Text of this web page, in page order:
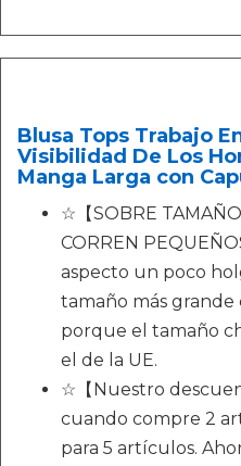
Blusa Tops Trabajo
Visibilidad De Los
Manga Larga con
☆【SOBRE
CORREN
aspecto un poco
tamaño más
porque el tamaño
el de la UE.
☆【Nuestro
cuando compre 2
para 5 artículos.